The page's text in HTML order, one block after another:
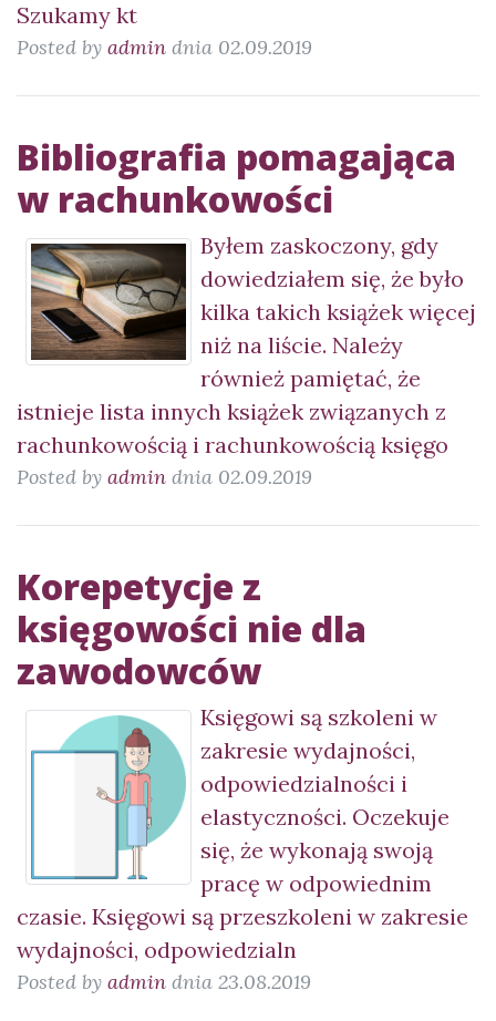
Szukamy kt
Posted by admin dnia 02.09.2019
Bibliografia pomagająca
w rachunkowości
Byłem zaskoczony, gdy
dowiedziałem się, że było
kilka takich książek więcej
niż na liście. Należy
również pamiętać, że
istnieje lista innych książek związanych z
rachunkowością i rachunkowością księgo
Posted by admin dnia 02.09.2019
Korepetycje z
księgowości nie dla
zawodowców
Księgowi są szkoleni w
zakresie wydajności,
odpowiedzialności i
elastyczności. Oczekuje
się, że wykonają swoją
pracę w odpowiednim
czasie. Księgowi są przeszkoleni w zakresie
wydajności, odpowiedzialn
Posted by admin dnia 23.08.2019